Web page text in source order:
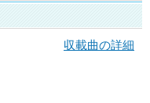
収載曲の詳細